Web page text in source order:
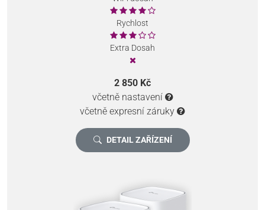
Rychlost
Extra Dosah
2 850 Kč
včetně nastavení
včetně expresní záruky
DETAIL ZAŘÍZENÍ